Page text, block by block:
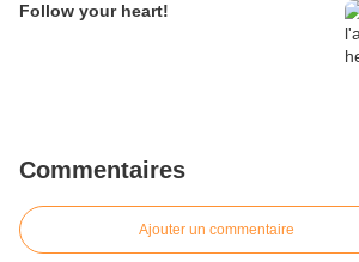
Follow your heart!
Commentaires
Ajouter un commentaire